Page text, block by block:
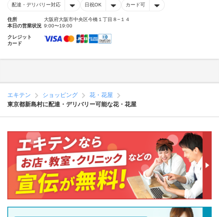
配達・デリバリー対応 日祝OK カード可
住所
大阪府大阪市中央区今橋１丁目８−１４
本日の営業状況 9:00〜19:00
クレジット
カード
エキテン ショッピング
花・花屋
東京都新島村に配達・デリバリー可能な花・花屋